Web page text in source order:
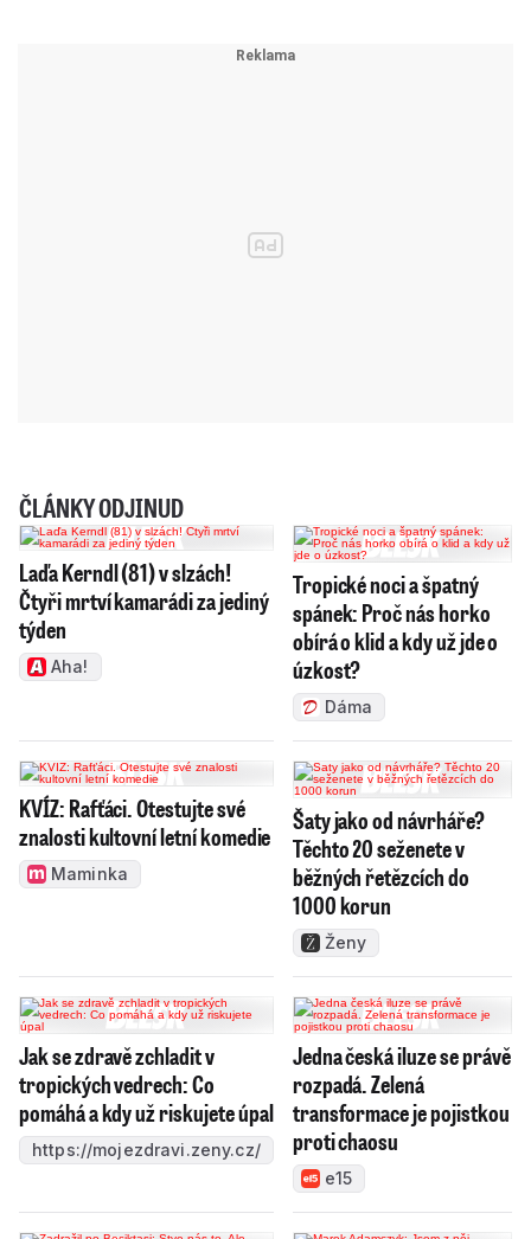
ČLÁNKY ODJINUD
Laďa Kerndl (81) v slzách!
Čtyři mrtví kamarádi za jediný
týden
Aha!
Tropické noci a špatný
spánek: Proč nás horko
obírá o klid a kdy už jde o
úzkost?
Dáma
KVÍZ: Rafťáci. Otestujte své
znalosti kultovní letní komedie
Maminka
Šaty jako od návrháře?
Těchto 20 seženete v
běžných řetězcích do
1000 korun
Ženy
Jak se zdravě zchladit v
tropických vedrech: Co
pomáhá a kdy už riskujete úpal
https://mojezdravi.zeny.cz/
Jedna česká iluze se právě
rozpadá. Zelená
transformace je pojistkou
proti chaosu
e15